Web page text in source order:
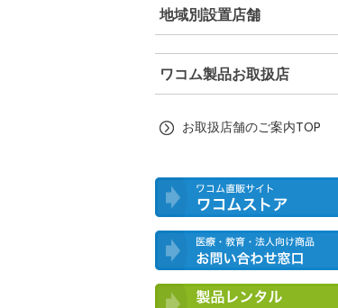
地域別設置店舗
ワコム製品お取扱店
お取扱店舗のご案内TOP
わせ窓口